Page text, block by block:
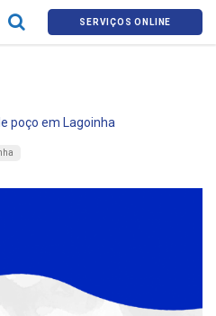
SERVIÇOS ONLINE
poço em Lagoinha